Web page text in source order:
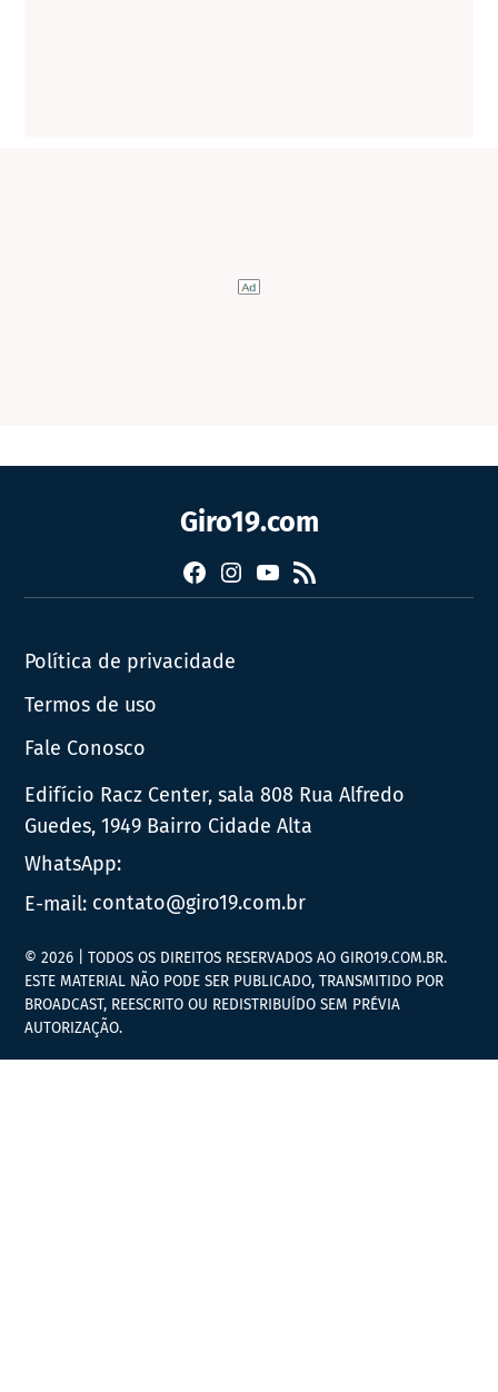
Giro19.com
FacebookInstagram
YouTube
RSS
Política de privacidade
Termos de uso
Fale Conosco
Edifício Racz Center, sala 808 Rua Alfredo
Guedes, 1949 Bairro Cidade Alta
WhatsApp:
E-mail: contato@giro19.com.br
© 2026 | TODOS OS DIREITOS RESERVADOS AO GIRO19.COM.BR.
ESTE MATERIAL NÃO PODE SER PUBLICADO, TRANSMITIDO POR
BROADCAST, REESCRITO OU REDISTRIBUÍDO SEM PRÉVIA
AUTORIZAÇÃO.